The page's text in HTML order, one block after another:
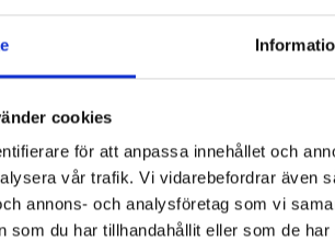
cookies
för att anpassa innehållet och
vår trafik. Vi vidarebefordrar även
annons- och analysföretag som vi
som du har tillhandahållit eller som de